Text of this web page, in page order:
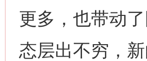
更多，也带动
态层出不穷，